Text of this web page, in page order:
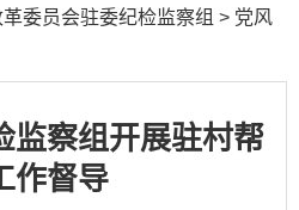
委员会驻委纪检监察组 > 党风
监察组开展驻村帮
作督导